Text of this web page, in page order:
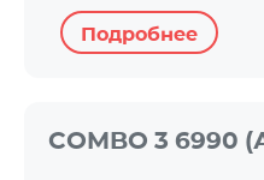
Подробнее
COMBO 3 6990